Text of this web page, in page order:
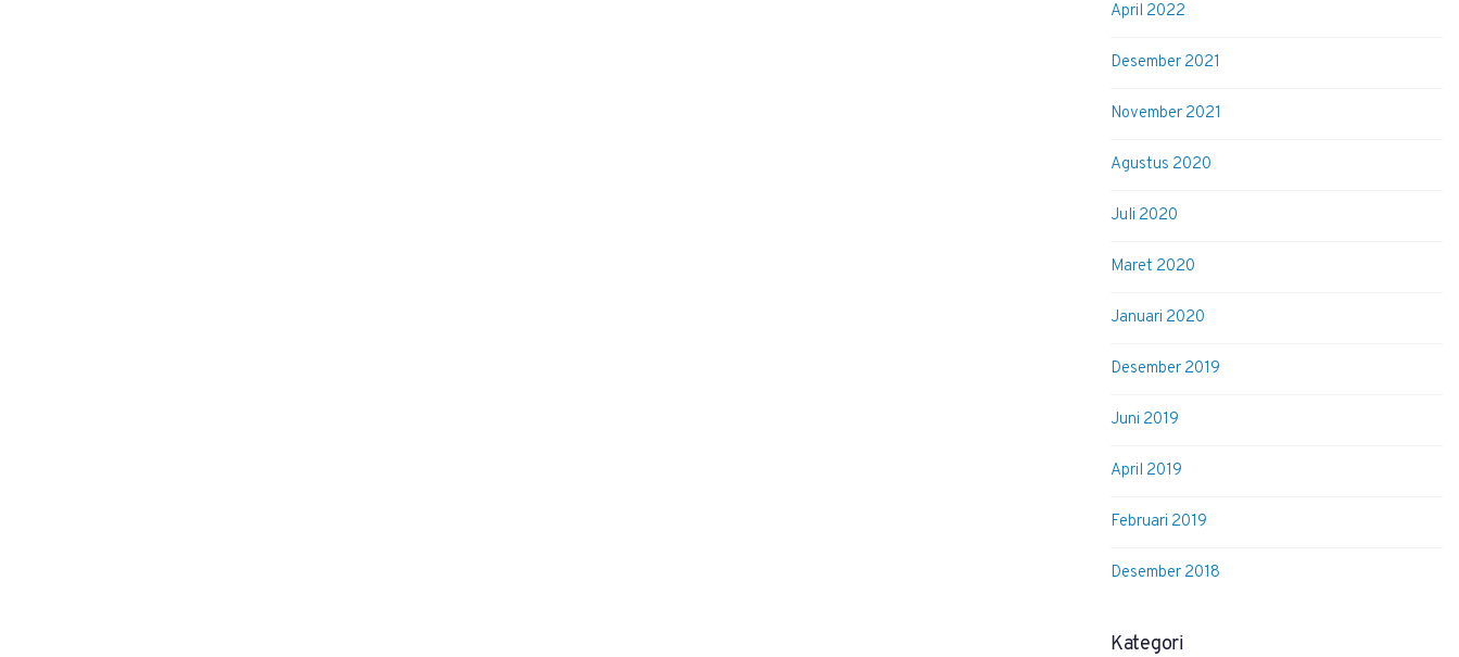
April 2022
Desember 2021
November 2021
Agustus 2020
Juli 2020
Maret 2020
Januari 2020
Desember 2019
Juni 2019
April 2019
Februari 2019
Desember 2018
Kategori